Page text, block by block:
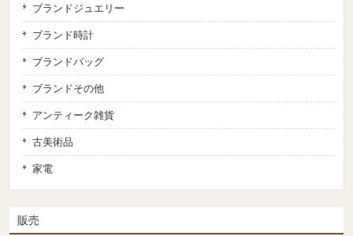
ブランドジュエリー
ブランド時計
ブランドバッグ
ブランドその他
アンティーク雑貨
古美術品
家電
販売